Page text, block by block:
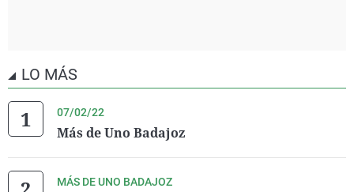
LO MÁS
07/02/22
Más de Uno Badajoz
MÁS DE UNO BADAJOZ